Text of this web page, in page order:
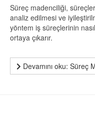
Süreç madenciliği,
analiz edilmesi ve
yöntem iş süreçlerinin
ortaya çıkarır.
Devamını oku: Süreç